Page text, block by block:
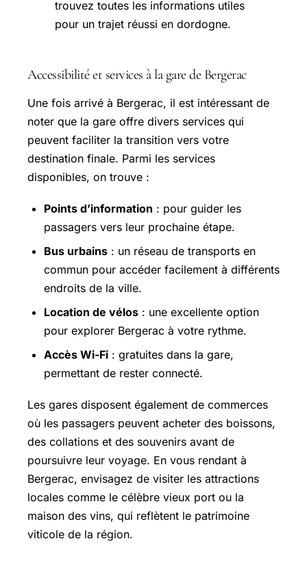
Accessibilité et services à la gare de Bergerac
Une fois arrivé à Bergerac, il est intéressant de
noter que la gare offre divers services qui
peuvent faciliter la transition vers votre
destination finale. Parmi les services
disponibles, on trouve :
Points d’information : pour guider les
passagers vers leur prochaine étape.
Bus urbains : un réseau de transports en
commun pour accéder facilement à différents
endroits de la ville.
Location de vélos : une excellente option
pour explorer Bergerac à votre rythme.
Accès Wi-Fi : gratuites dans la gare,
permettant de rester connecté.
Les gares disposent également de commerces
où les passagers peuvent acheter des boissons,
des collations et des souvenirs avant de
poursuivre leur voyage. En vous rendant à
Bergerac, envisagez de visiter les attractions
locales comme le célèbre vieux port ou la
maison des vins, qui reflètent le patrimoine
viticole de la région.